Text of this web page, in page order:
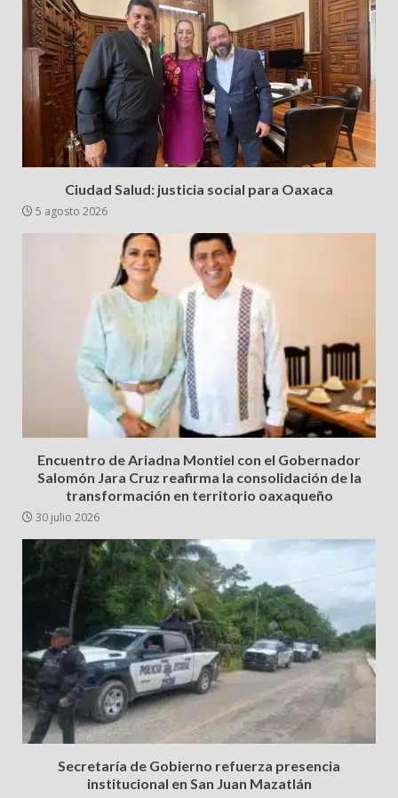
Ciudad Salud: justicia social para Oaxaca
5 agosto 2026
Encuentro de Ariadna Montiel con el Gobernador
Salomón Jara Cruz reafirma la consolidación de la
transformación en territorio oaxaqueño
30 julio 2026
Secretaría de Gobierno refuerza presencia
institucional en San Juan Mazatlán